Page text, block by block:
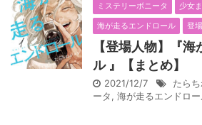
ミステリーボニータ
少女
海が走るエンドロール
登
【登場人物】『
ル 』【まとめ】
2021/12/7 たら
ータ, 海が走るエンドロ